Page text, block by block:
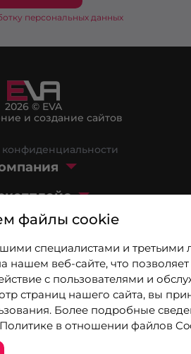
персональных данных
2026 © EVA
и создание сайтов
Блог
(499) 404-03-08
(800) 301-39-03
Озерковская наб., 24
файлы cookie
специалистами и третьими
нашем веб-сайте, что
с пользователями и
страниц нашего сайта, вы
Более подробные
Политике в отношении файлов